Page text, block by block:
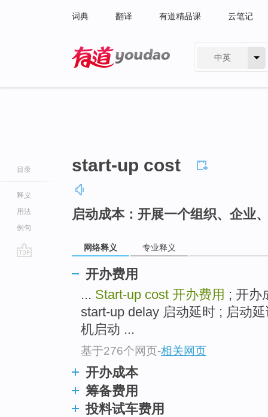
词典 翻译 有道精品课 云笔记
中英
目录
释义
用法
例句
start-up cost
启动成本：开展一个组织、企业
网络释义 专业释义
开办费用
... Start-up cost 开办费用 ; 开办
start-up delay 启动延时 ; 启动
机启动 ...
基于276个网页-相关网页
开办成本
筹备费用
投料试车费用